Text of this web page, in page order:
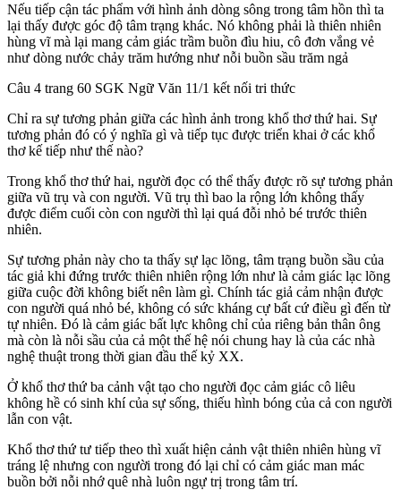
Nếu tiếp cận tác phẩm với hình ảnh dòng sông trong tâm hồn thì ta
lại thấy được góc độ tâm trạng khác. Nó không phải là thiên nhiên
hùng vĩ mà lại mang cảm giác trầm buồn đìu hiu, cô đơn vắng vẻ
như dòng nước chảy trăm hướng như nỗi buồn sầu trăm ngả
Câu 4 trang 60 SGK Ngữ Văn 11/1 kết nối tri thức
Chỉ ra sự tương phản giữa các hình ảnh trong khổ thơ thứ hai. Sự
tương phản đó có ý nghĩa gì và tiếp tục được triển khai ở các khổ
thơ kế tiếp như thế nào?
Trong khổ thơ thứ hai, người đọc có thể thấy được rõ sự tương phản
giữa vũ trụ và con người. Vũ trụ thì bao la rộng lớn không thấy
được điểm cuối còn con người thì lại quá đỗi nhỏ bé trước thiên
nhiên.
Sự tương phản này cho ta thấy sự lạc lõng, tâm trạng buồn sầu của
tác giả khi đứng trước thiên nhiên rộng lớn như là cảm giác lạc lõng
giữa cuộc đời không biết nên làm gì. Chính tác giả cảm nhận được
con người quá nhỏ bé, không có sức kháng cự bất cứ điều gì đến từ
tự nhiên. Đó là cảm giác bất lực không chỉ của riêng bản thân ông
mà còn là nỗi sầu của cả một thế hệ nói chung hay là của các nhà
nghệ thuật trong thời gian đầu thế kỷ XX.
Ở khổ thơ thứ ba cảnh vật tạo cho người đọc cảm giác cô liêu
không hề có sinh khí của sự sống, thiếu hình bóng của cả con người
lẫn con vật.
Khổ thơ thứ tư tiếp theo thì xuất hiện cảnh vật thiên nhiên hùng vĩ
tráng lệ nhưng con người trong đó lại chỉ có cảm giác man mác
buồn bởi nỗi nhớ quê nhà luôn ngự trị trong tâm trí.